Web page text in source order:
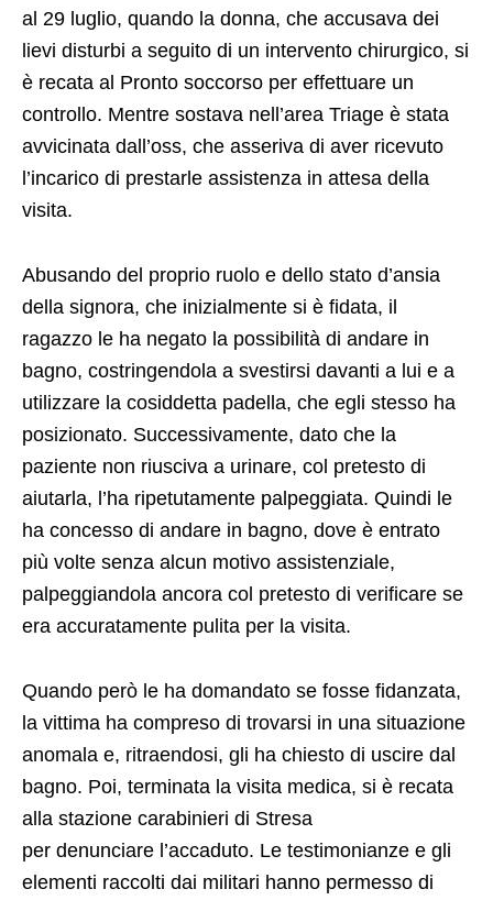
al 29 luglio, quando la donna, che accusava dei
lievi disturbi a seguito di un intervento chirurgico, si
è recata al Pronto soccorso per effettuare un
controllo. Mentre sostava nell’area Triage è stata
avvicinata dall’oss, che asseriva di aver ricevuto
l’incarico di prestarle assistenza in attesa della
visita.
Abusando del proprio ruolo e dello stato d’ansia
della signora, che inizialmente si è fidata, il
ragazzo le ha negato la possibilità di andare in
bagno, costringendola a svestirsi davanti a lui e a
utilizzare la cosiddetta padella, che egli stesso ha
posizionato. Successivamente, dato che la
paziente non riusciva a urinare, col pretesto di
aiutarla, l’ha ripetutamente palpeggiata. Quindi le
ha concesso di andare in bagno, dove è entrato
più volte senza alcun motivo assistenziale,
palpeggiandola ancora col pretesto di verificare se
era accuratamente pulita per la visita.
Quando però le ha domandato se fosse fidanzata,
la vittima ha compreso di trovarsi in una situazione
anomala e, ritraendosi, gli ha chiesto di uscire dal
bagno. Poi, terminata la visita medica, si è recata
alla stazione carabinieri di Stresa
per denunciare l’accaduto. Le testimonianze e gli
elementi raccolti dai militari hanno permesso di